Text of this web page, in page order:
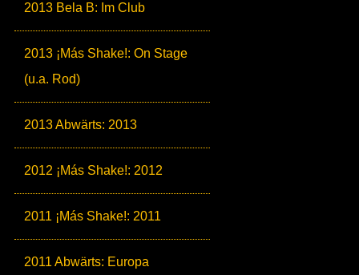
2013 Bela B: Im Club
2013 ¡Más Shake!: On Stage
(u.a. Rod)
2013 Abwärts: 2013
2012 ¡Más Shake!: 2012
2011 ¡Más Shake!: 2011
2011 Abwärts: Europa